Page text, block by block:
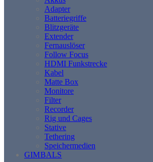
Adapter
Batteriegriffe
Blitzgeräte
Extender
Fernauslöser
Follow Focus
HDMI Funkstrecke
Kabel
Matte Box
Monitore
Filter
Recorder
Rig und Cages
Stative
Tethering
Speichermedien
GIMBALS